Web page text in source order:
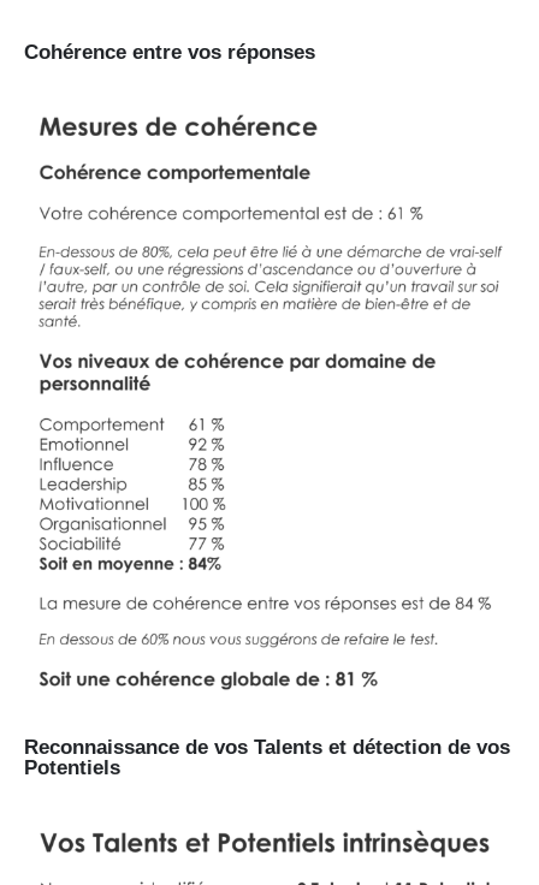
Cohérence entre vos réponses
Reconnaissance de vos Talents et détection de vos
Potentiels